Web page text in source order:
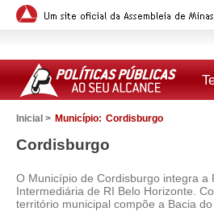
Inicial > Município: Cordisburgo
Cordisburgo
O Município de Cordisburgo integra a
Intermediária de RI Belo Horizonte.
território municipal compõe a Bacia